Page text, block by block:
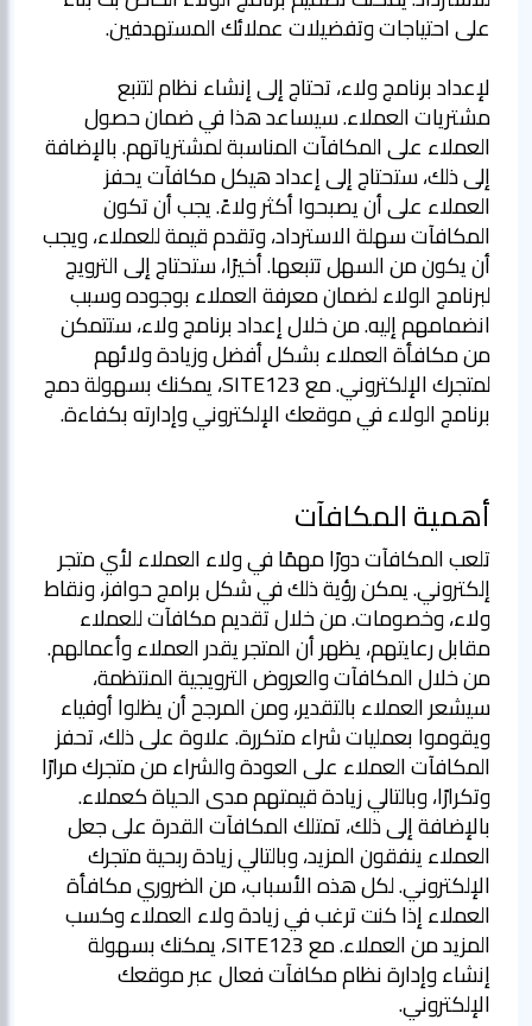
على احتياجات وتفضيلات عملائك المستهدفين.
لإعداد برنامج ولاء، تحتاج إلى إنشاء نظام لتتبع
مشتريات العملاء. سيساعد هذا في ضمان حصول
العملاء على المكافآت المناسبة لمشترياتهم. بالإضافة
إلى ذلك، ستحتاج إلى إعداد هيكل مكافآت يحفز
العملاء على أن يصبحوا أكثر ولاءً. يجب أن تكون
المكافآت سهلة الاسترداد، وتقدم قيمة للعملاء، ويجب
أن يكون من السهل تتبعها. أخيرًا، ستحتاج إلى الترويج
لبرنامج الولاء لضمان معرفة العملاء بوجوده وسبب
انضمامهم إليه. من خلال إعداد برنامج ولاء، ستتمكن
من مكافأة العملاء بشكل أفضل وزيادة ولائهم
لمتجرك الإلكتروني. مع SITE123، يمكنك بسهولة دمج
برنامج الولاء في موقعك الإلكتروني وإدارته بكفاءة.
أهمية المكافآت
تلعب المكافآت دورًا مهمًا في ولاء العملاء لأي متجر
إلكتروني. يمكن رؤية ذلك في شكل برامج حوافز، ونقاط
ولاء، وخصومات. من خلال تقديم مكافآت للعملاء
مقابل رعايتهم، يظهر أن المتجر يقدر العملاء وأعمالهم.
من خلال المكافآت والعروض الترويجية المنتظمة،
سيشعر العملاء بالتقدير، ومن المرجح أن يظلوا أوفياء
ويقوموا بعمليات شراء متكررة. علاوة على ذلك، تحفز
المكافآت العملاء على العودة والشراء من متجرك مرارًا
وتكرارًا، وبالتالي زيادة قيمتهم مدى الحياة كعملاء.
بالإضافة إلى ذلك، تمتلك المكافآت القدرة على جعل
العملاء ينفقون المزيد، وبالتالي زيادة ربحية متجرك
الإلكتروني. لكل هذه الأسباب، من الضروري مكافأة
العملاء إذا كنت ترغب في زيادة ولاء العملاء وكسب
المزيد من العملاء. مع SITE123، يمكنك بسهولة
إنشاء وإدارة نظام مكافآت فعال عبر موقعك
الإلكتروني.